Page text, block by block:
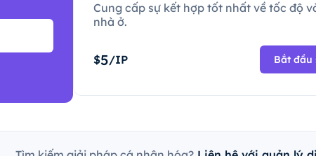
Cung cấp sự kết hợp tốt nhất về tốc độ
nhà ở.
$5/IP Bắt đầu